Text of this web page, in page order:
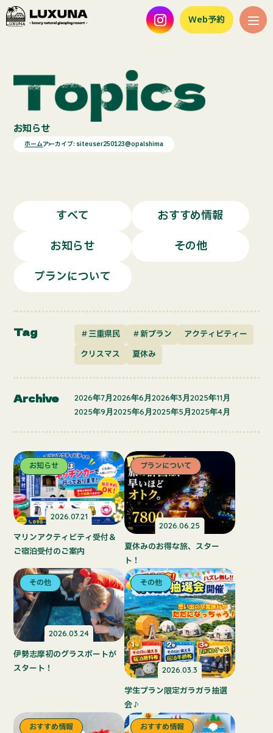
Web予約
お知らせ
ホームアーカイブ: siteuser250123@opalshima
すべて
おすすめ情報
お知らせ
その他
プランについて
Tag ＃三重県民 ＃新プラン
アクティビティー
クリスマス
夏休み
Archive 2026年7月2026年6月2026年3月2025年11月
2025年9月2025年6月2025年5月2025年4月
2026.07.21
お知らせ
マリンアクティビティ受付＆
ご宿泊受付のご案内
2026.06.25
プランについて
夏休みのお得な旅、スター
ト！
2026.03.24
その他
伊勢志摩初のグラスボートが
スタート！
2026.03.3
その他
学生プラン限定ガラガラ抽選
会♪
おすすめ情報
おすすめ情報